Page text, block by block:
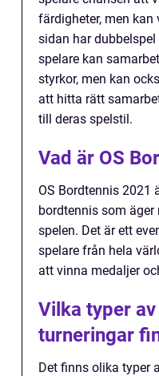
färdigheter, men kan
sidan har
spelare kan
styrkor, men kan
att hitta rätt
till deras spelstil.
Vad är OS
OS Bordtennis 2021
bordtennis som
spelen. Det är ett
spelare från hela
att vinna medaljer
Vilka typer
turneringar
Det finns olika typer